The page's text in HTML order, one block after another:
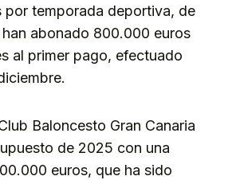
por temporada deportiva, de
abonado 800.000 euros
al primer pago, efectuado
Baloncesto Gran Canaria
de 2025 con una
euros, que ha sido